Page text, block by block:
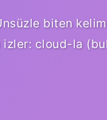
biten
izler: cloud-la